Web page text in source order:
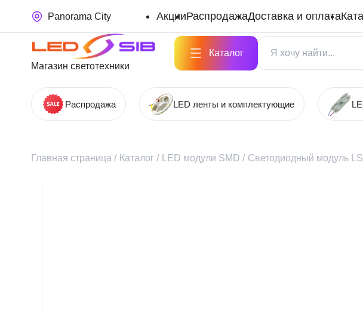
Panorama City АкцииРаспродажаДоставка и оплата
Магазин светотехники
Каталог
Распродажа LED ленты и комплектующие
Главная страница / Каталог / LED модули SMD / Светодиодный модуль